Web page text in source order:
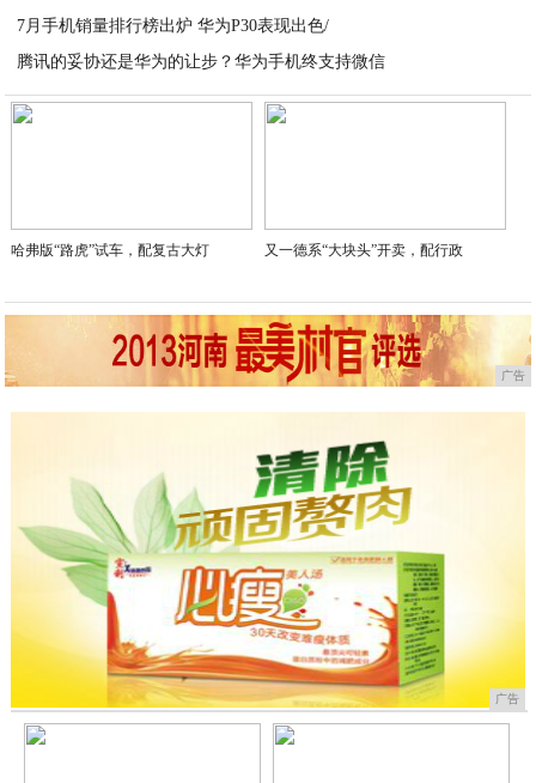
7月手机销量排行榜出炉 华为P30表现出色/
腾讯的妥协还是华为的让步？华为手机终支持微信
2020-06-06
哈弗版“路虎”试车，配复古大灯 又一德系“大块头”开卖，配行政
广告
广告